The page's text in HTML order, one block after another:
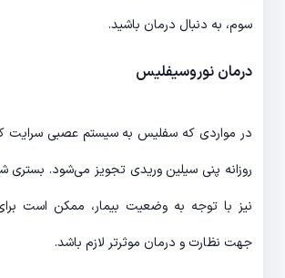
سوم، به دنبال درمان باشید.
درمان نوروسیفلیس
در مواردی که سفلیس به سیستم عصبی سرایت
روزانه پنی سیلین وریدی تجویز می‌شود. بستری
نیز با توجه به وضعیت بیمار، ممکن است
جهت نظارت و درمان موثرتر لازم باشد.